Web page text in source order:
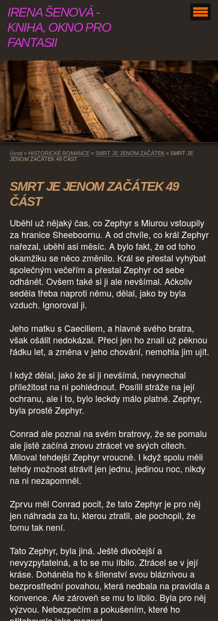
IRENA ŠENOVÁ -
KNIHA, OKNO PRO
FANTASII
Úvod » HISTORICKÉ ROMANCE » SMRT JE JENOM ZAČÁTEK » SMRT JE
JENOM ZAČÁTEK 49 ČÁST
SMRT JE JENOM ZAČÁTEK 49
ČÁST
Uběhl už nějaký čas, co Zephyr s Miurou vstoupily
za hranice Sheeboornu. A od chvíle, co král Zephyr
nařezal, uběhl asi měsíc. A bylo fakt, že od toho
okamžiku se něco změnilo. Král se přestal vyhýbat
společným večeřím a přestal Zephyr od sebe
odhánět. Ovšem také si ji ale nevšímal. Ačkoliv
seděla třeba naproti němu, dělal, jako by byla
vzduch. Ignoroval ji.
Jeho matku s Caeciliem, a hlavně svého bratra,
však ošálit nedokázal. Přeci jen ho znali už pěknou
řádku let, a změna v jeho chování, nemohla jim ujít.
I když dělal, jako že si ji nevšímá, nevynechal
příležitost na ni pohlédnout. Posílil stráže na její
ochranu, ale i to, bylo leckdy málo platné. Zephyr,
byla prostě Zephyr.
Conrad ale poznal na svém bratrovy, že se pomalu
ale jistě začíná znovu ztrácet ve svých citech.
Miloval tehdejší Zephyr vroucně. I když spolu měli
tehdy možnost strávit jen jednu, jedinou noc, nikdy
na ni nezapomněl.
Zprvu měl Conrad pocit, že tato Zephyr je pro něj
jen náhrada za tu, kterou ztratil, ale pochopil, že
tomu tak není.
Tato Zephyr, byla jiná. Ještě divočejší a
nevyzpytatelná, a to se mu líbilo. Ztrácel se v její
kráse. Doháněla ho k šílenství svou bláznivou a
bezprostřední povahou, která nedbala na pravidla a
konvence. Ale zároveň se mu to líbilo. Byla pro něj
výzvou. Nebezpečím a pokušením, které ho